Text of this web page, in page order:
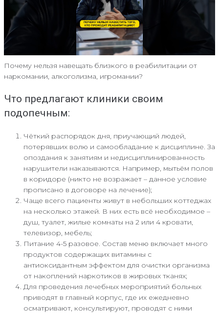
Почему нельзя навещать близкого в реабилитации от
наркомании, алкоголизма, игромании?
Что предлагают клиники своим
подопечным:
Чёткий распорядок дня, приучающий людей,
потерявших волю и самообладание к дисциплине. За
опоздания к занятиям и недисциплинированность
нарушители наказываются. Например, мытьём полов
в коридоре (никто не возражает – данное условие
прописано в договоре на лечение);
Чаще всего пациенты живут в небольших коттеджах
на несколько этажей. В них есть всё необходимое –
душ, туалет, жилые комнаты на 2 или 4 кровати,
телевизор, мебель;
Питание 4-5 разовое. Состав меню включает много
продуктов содержащих витамины с
антиоксидантным эффектом для очистки организма
от накоплений наркотиков в жировых тканях;
Для проведения лечебных мероприятий больных
приводят в главный корпус, где их ежедневно
осматривают, консультируют, проводят с ними